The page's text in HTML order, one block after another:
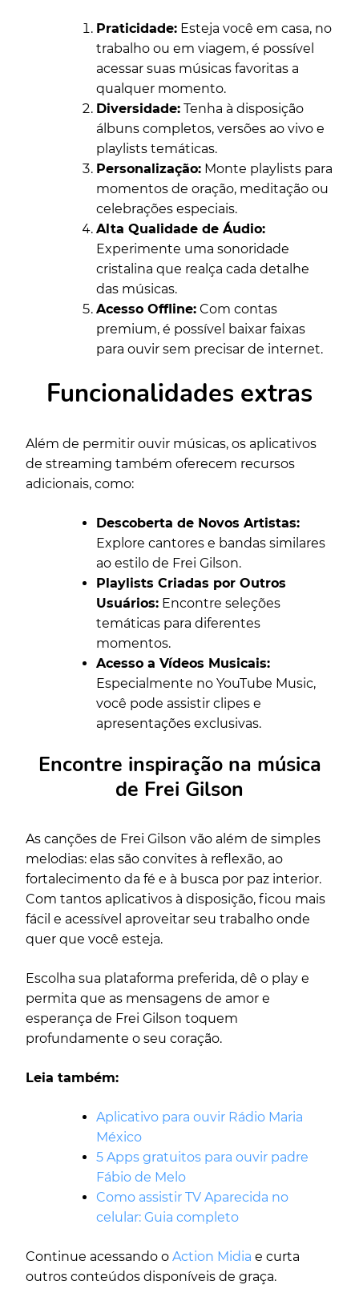
Praticidade: Esteja você em casa, no
trabalho ou em viagem, é possível
acessar suas músicas favoritas a
qualquer momento.
Diversidade: Tenha à disposição
álbuns completos, versões ao vivo e
playlists temáticas.
Personalização: Monte playlists para
momentos de oração, meditação ou
celebrações especiais.
Alta Qualidade de Áudio:
Experimente uma sonoridade
cristalina que realça cada detalhe
das músicas.
Acesso Offline: Com contas
premium, é possível baixar faixas
para ouvir sem precisar de internet.
Funcionalidades extras
Além de permitir ouvir músicas, os aplicativos
de streaming também oferecem recursos
adicionais, como:
Descoberta de Novos Artistas:
Explore cantores e bandas similares
ao estilo de Frei Gilson.
Playlists Criadas por Outros
Usuários: Encontre seleções
temáticas para diferentes
momentos.
Acesso a Vídeos Musicais:
Especialmente no YouTube Music,
você pode assistir clipes e
apresentações exclusivas.
Encontre inspiração na música
de Frei Gilson
As canções de Frei Gilson vão além de simples
melodias: elas são convites à reflexão, ao
fortalecimento da fé e à busca por paz interior.
Com tantos aplicativos à disposição, ficou mais
fácil e acessível aproveitar seu trabalho onde
quer que você esteja.
Escolha sua plataforma preferida, dê o play e
permita que as mensagens de amor e
esperança de Frei Gilson toquem
profundamente o seu coração.
Leia também:
Aplicativo para ouvir Rádio Maria
México
5 Apps gratuitos para ouvir padre
Fábio de Melo
Como assistir TV Aparecida no
celular: Guia completo
Continue acessando o Action Midia e curta
outros conteúdos disponíveis de graça.